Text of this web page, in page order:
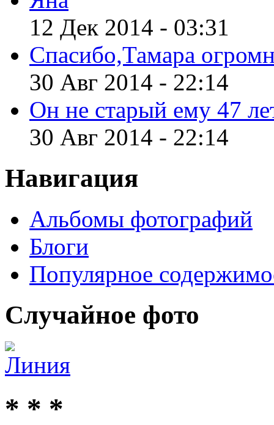
12 Дек 2014 - 03:31
Спасибо,Тамара
30 Авг 2014 - 22:14
Он не старый ему 47
30 Авг 2014 - 22:14
Навигация
Альбомы фотографий
Блоги
Популярное
Случайное фото
* * *